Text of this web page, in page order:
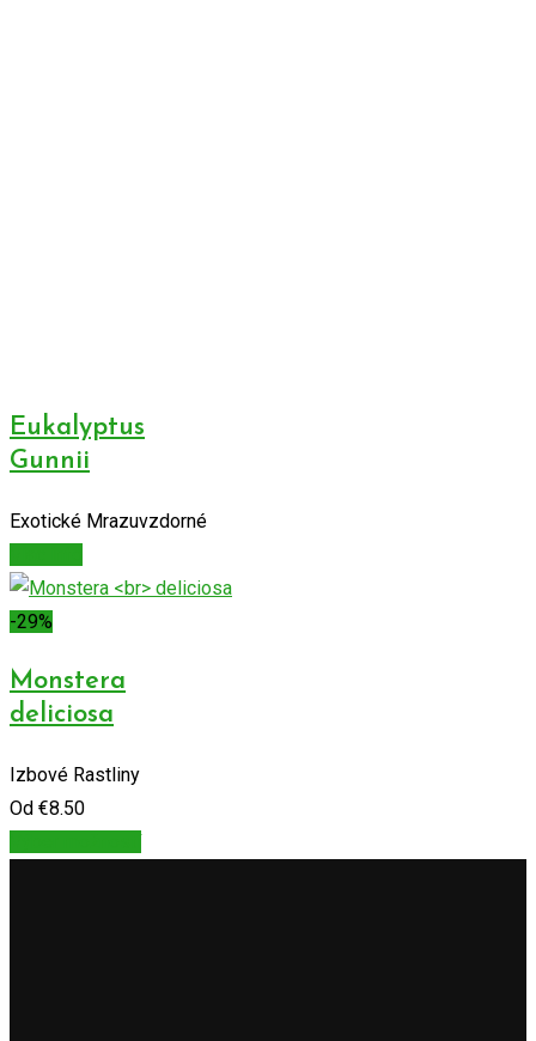
Eukalyptus
Gunnii
Exotické Mrazuvzdorné
-29%
Monstera
deliciosa
Izbové Rastliny
Od €8.50